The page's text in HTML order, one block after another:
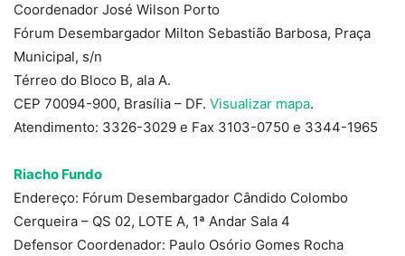
Coordenador José Wilson Porto
Fórum Desembargador Milton Sebastião Barbosa, Praça
Municipal, s/n
Térreo do Bloco B, ala A.
CEP 70094-900, Brasília – DF. Visualizar mapa.
Atendimento: 3326-3029 e Fax 3103-0750 e 3344-1965
Riacho Fundo
Endereço: Fórum Desembargador Cândido Colombo
Cerqueira – QS 02, LOTE A, 1ª Andar Sala 4
Defensor Coordenador: Paulo Osório Gomes Rocha